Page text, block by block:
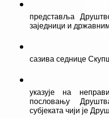
представља
заједници и
сазива седнице
указује на
пословању
субјеката чији је